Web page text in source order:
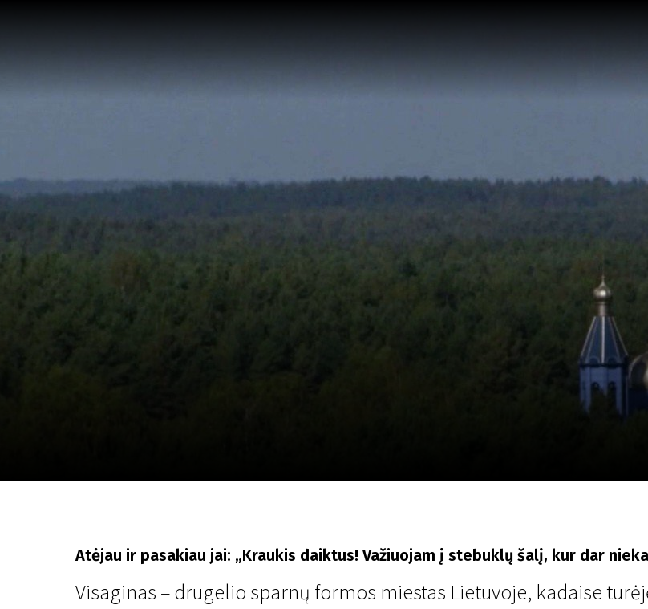
Atėjau ir pasakiau jai: „Kraukis daiktus! Važiuojam į stebuklų šalį, kur dar
Visaginas – drugelio sparnų formos miestas Lietuvoje, kadaise